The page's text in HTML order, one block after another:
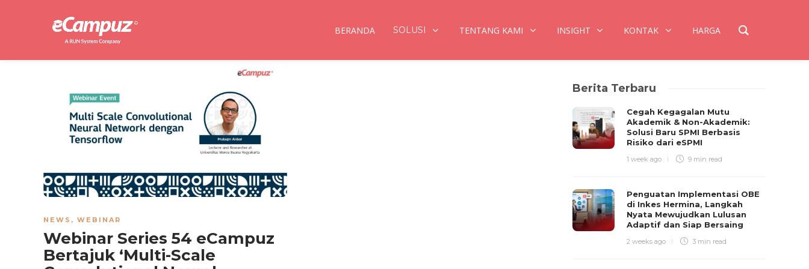
BERANDA SOLUSI TENTANG KAMI INSIGHT KONTAK HARGA
NEWS , WEBINAR
Webinar Series 54 eCampuz
Bertajuk ‘Multi-Scale
Berita Terbaru
Cegah Kegagalan Mutu
Akademik & Non-Akademik:
Solusi Baru SPMI Berbasis
Risiko dari eSPMI
1 week ago 9 min read
Penguatan Implementasi OBE
di Inkes Hermina, Langkah
Nyata Mewujudkan Lulusan
Adaptif dan Siap Bersaing
2 weeks ago 3 min read